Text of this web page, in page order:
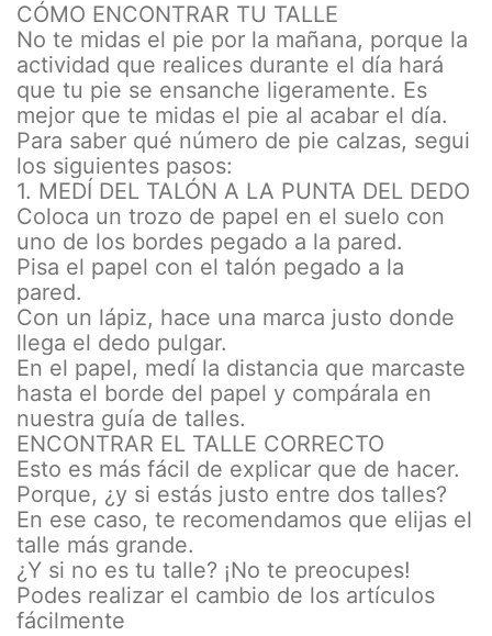
CÓMO ENCONTRAR TU TALLE
No te midas el pie por la mañana, porque la
actividad que realices durante el día hará
que tu pie se ensanche ligeramente. Es
mejor que te midas el pie al acabar el día.
Para saber qué número de pie calzas, segui
los siguientes pasos:
1. MEDÍ DEL TALÓN A LA PUNTA DEL DEDO
Coloca un trozo de papel en el suelo con
uno de los bordes pegado a la pared.
Pisa el papel con el talón pegado a la
pared.
Con un lápiz, hace una marca justo donde
llega el dedo pulgar.
En el papel, medí la distancia que marcaste
hasta el borde del papel y compárala en
nuestra guía de talles.
ENCONTRAR EL TALLE CORRECTO
Esto es más fácil de explicar que de hacer.
Porque, ¿y si estás justo entre dos talles?
En ese caso, te recomendamos que elijas el
talle más grande.
¿Y si no es tu talle? ¡No te preocupes!
Podes realizar el cambio de los artículos
fácilmente